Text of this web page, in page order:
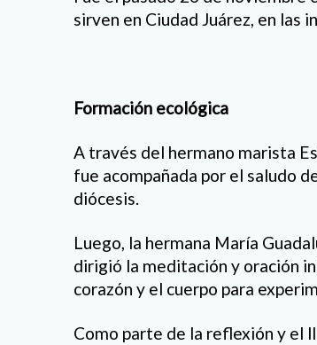
sirven en Ciudad Juárez, en
Formación ecológica
A través del hermano marista
fue acompañada por el saludo
diócesis.
Luego, la hermana María
dirigió la meditación y oración
corazón y el cuerpo para
Como parte de la reflexión y el